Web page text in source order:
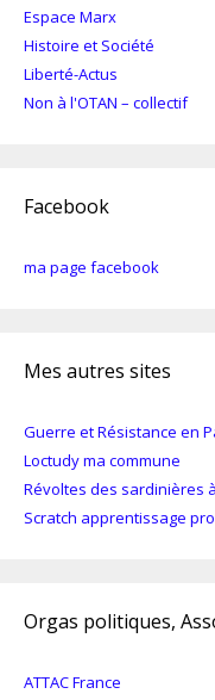
Espace Marx
Histoire et Société
Liberté-Actus
Non à l'OTAN – collectif
Facebook
ma page facebook
Mes autres sites
Guerre et Résistance en
Loctudy ma commune
Révoltes des sardinières
Scratch apprentissage
Orgas politiques,
ATTAC France